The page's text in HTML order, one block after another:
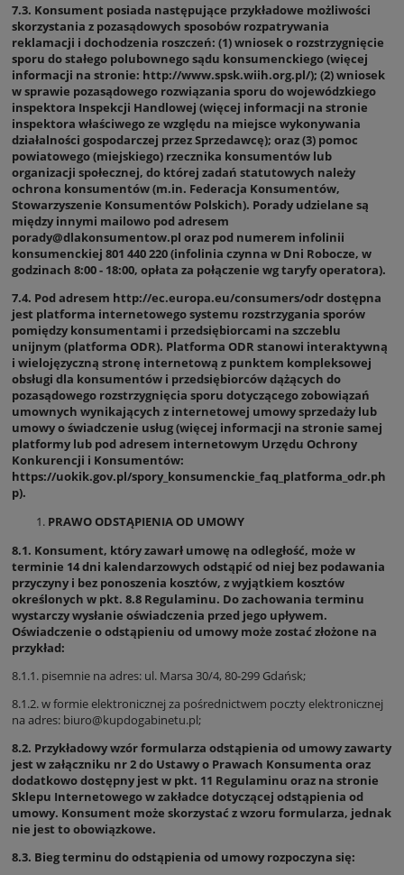
7.3. Konsument posiada następujące przykładowe możliwości
skorzystania z pozasądowych sposobów rozpatrywania
reklamacji i dochodzenia roszczeń: (1) wniosek o rozstrzygnięcie
sporu do stałego polubownego sądu konsumenckiego (więcej
informacji na stronie: http://www.spsk.wiih.org.pl/); (2) wniosek
w sprawie pozasądowego rozwiązania sporu do wojewódzkiego
inspektora Inspekcji Handlowej (więcej informacji na stronie
inspektora właściwego ze względu na miejsce wykonywania
działalności gospodarczej przez Sprzedawcę); oraz (3) pomoc
powiatowego (miejskiego) rzecznika konsumentów lub
organizacji społecznej, do której zadań statutowych należy
ochrona konsumentów (m.in. Federacja Konsumentów,
Stowarzyszenie Konsumentów Polskich). Porady udzielane są
między innymi mailowo pod adresem
porady@dlakonsumentow.pl oraz pod numerem infolinii
konsumenckiej 801 440 220 (infolinia czynna w Dni Robocze, w
godzinach 8:00 - 18:00, opłata za połączenie wg taryfy operatora).
7.4. Pod adresem http://ec.europa.eu/consumers/odrdostępna
jest platforma internetowego systemu rozstrzygania sporów
pomiędzy konsumentami i przedsiębiorcami na szczeblu
unijnym (platforma ODR). Platforma ODR stanowi interaktywną
i wielojęzyczną stronę internetową z punktem kompleksowej
obsługi dla konsumentów i przedsiębiorców dążących do
pozasądowego rozstrzygnięcia sporu dotyczącego zobowiązań
umownych wynikających z internetowej umowy sprzedaży lub
umowy o świadczenie usług (więcej informacji na stronie samej
platformy lub pod adresem internetowym Urzędu Ochrony
Konkurencji i Konsumentów:
https://uokik.gov.pl/spory_konsumenckie_faq_platforma_odr.ph
p).
PRAWO ODSTĄPIENIA OD UMOWY
8.1. Konsument, który zawarł umowę na odległość, może w
terminie 14 dni kalendarzowych odstąpić od niej bez podawania
przyczyny i bez ponoszenia kosztów, z wyjątkiem kosztów
określonych w pkt. 8.8 Regulaminu. Do zachowania terminu
wystarczy wysłanie oświadczenia przed jego upływem.
Oświadczenie o odstąpieniu od umowy może zostać złożone na
przykład:
8.1.1. pisemnie na adres: ul. Marsa 30/4, 80-299 Gdańsk;
8.1.2. w formie elektronicznej za pośrednictwem poczty elektronicznej
na adres: biuro@kupdogabinetu.pl;
8.2. Przykładowy wzór formularza odstąpienia od umowy zawarty
jest w załączniku nr 2 do Ustawy o Prawach Konsumenta oraz
dodatkowo dostępny jest w pkt. 11 Regulaminu oraz na stronie
Sklepu Internetowego w zakładce dotyczącej odstąpienia od
umowy. Konsument może skorzystać z wzoru formularza, jednak
nie jest to obowiązkowe.
8.3. Bieg terminu do odstąpienia od umowy rozpoczyna się: